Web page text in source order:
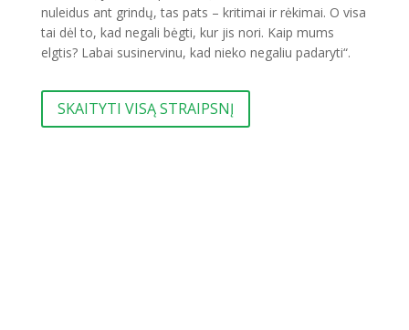
nuleidus ant grindų, tas pats – kritimai ir rėkimai. O visa
tai dėl to, kad negali bėgti, kur jis nori. Kaip mums
elgtis? Labai susinervinu, kad nieko negaliu padaryti“.
SKAITYTI VISĄ STRAIPSNĮ